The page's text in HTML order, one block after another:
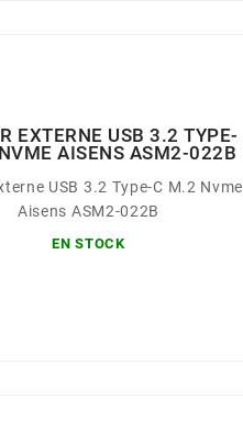
EXTERNE USB 3.2 TYPE-
AISENS ASM2-022B
USB 3.2 Type-C M.2 Nvme
Aisens ASM2-022B
EN STOCK